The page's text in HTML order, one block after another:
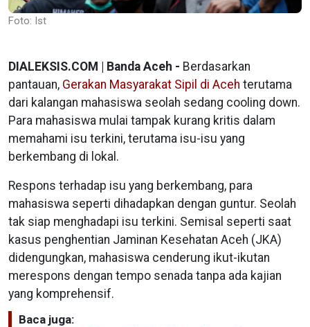
Foto: Ist
DIALEKSIS.COM | Banda Aceh - Berdasarkan
pantauan, Gerakan Masyarakat Sipil di Aceh terutama
dari kalangan mahasiswa seolah sedang cooling down.
Para mahasiswa mulai tampak kurang kritis dalam
memahami isu terkini, terutama isu-isu yang
berkembang di lokal.
Respons terhadap isu yang berkembang, para
mahasiswa seperti dihadapkan dengan guntur. Seolah
tak siap menghadapi isu terkini. Semisal seperti saat
kasus penghentian Jaminan Kesehatan Aceh (JKA)
didengungkan, mahasiswa cenderung ikut-ikutan
merespons dengan tempo senada tanpa ada kajian
yang komprehensif.
Baca juga: